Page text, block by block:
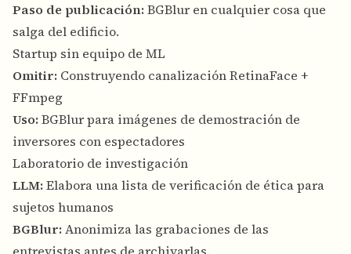
Paso de publicación: BGBlur en cualquier cosa que
salga del edificio.
Startup sin equipo de ML
Omitir: Construyendo canalización RetinaFace +
FFmpeg
Uso: BGBlur para imágenes de demostración de
inversores con espectadores
Laboratorio de investigación
LLM: Elabora una lista de verificación de ética para
sujetos humanos
BGBlur: Anonimiza las grabaciones de las